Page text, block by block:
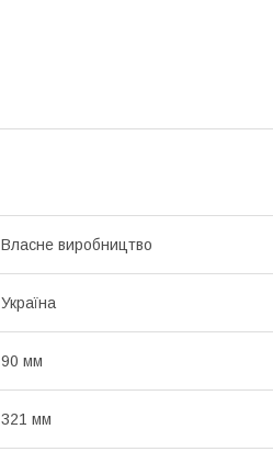
Власне виробництво
Україна
90 мм
321 мм